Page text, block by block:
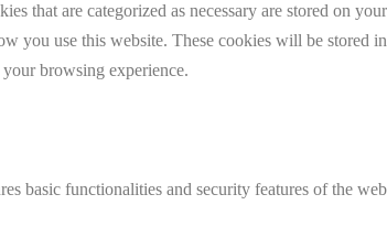
that are categorized as necessary are stored on
you use this website. These cookies will be stored
browsing experience.
basic functionalities and security features of the